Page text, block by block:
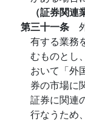
（証券関
第三十一条
有する業務
むものとし
おいて「外
券の市場に
証券に関連
行なうため